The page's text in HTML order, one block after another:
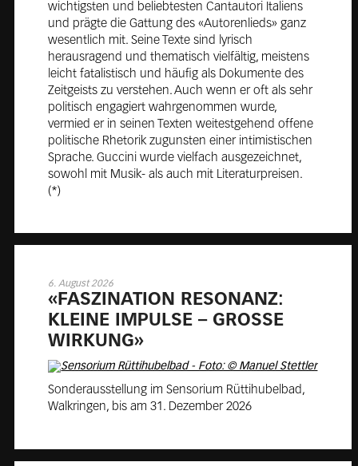
wichtigsten und beliebtesten Cantautori Italiens
und prägte die Gattung des «Autorenlieds» ganz
wesentlich mit. Seine Texte sind lyrisch
herausragend und thematisch vielfältig, meistens
leicht fatalistisch und häufig als Dokumente des
Zeitgeists zu verstehen. Auch wenn er oft als sehr
politisch engagiert wahrgenommen wurde,
vermied er in seinen Texten weitestgehend offene
politische Rhetorik zugunsten einer intimistischen
Sprache. Guccini wurde vielfach ausgezeichnet,
sowohl mit Musik- als auch mit Literaturpreisen.
(*)
6. August 2026
«FAS­ZI­NA­TION RE­SO­NANZ:
KLEINE IM­PULSE – GROSSE
WIR­KUNG»
Sonderausstellung im Sensorium Rüttihubelbad,
Walkringen, bis am 31. Dezember 2026